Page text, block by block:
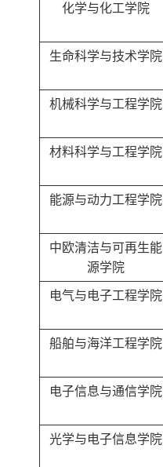
化学与化工学院
生命科学与技术学院
机械科学与工程学院
材料科学与工程学院
能源与动力工程学院
中欧清洁与可再生能
源学院
电气与电子工程学院
船舶与海洋工程学院
电子信息与通信学院
光学与电子信息学院